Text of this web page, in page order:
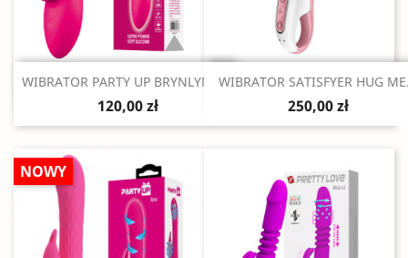
Szybki podgląd
WIBRATOR PARTY UP BRYNLYN 7...
120,00 zł
Szybki podgląd
WIBRATOR SATISFYER HUG
250,00 zł
NOWY